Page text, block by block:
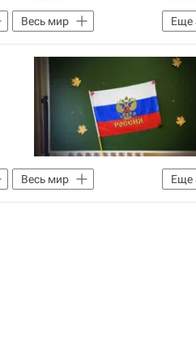
Брестская область
Весь мир
Белоруссия
Детские вопросы
Еще
Весь мир
Еще
Весь мир